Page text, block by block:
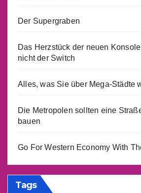
Der Supergraben
Das Herzstück der neuen
nicht der Switch
Alles, was Sie über Mega-Städte
Die Metropolen sollten eine
bauen
Go For Western Economy With
Tags